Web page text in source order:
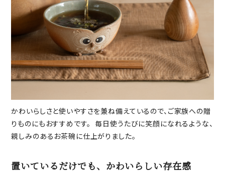
かわいらしさと使いやすさを兼ね備えているので、ご家族への贈
りものにもおすすめです。 毎日使うたびに笑顔になれるような、
親しみのあるお茶碗に仕上がりました。
置いているだけでも、かわいらしい存在感